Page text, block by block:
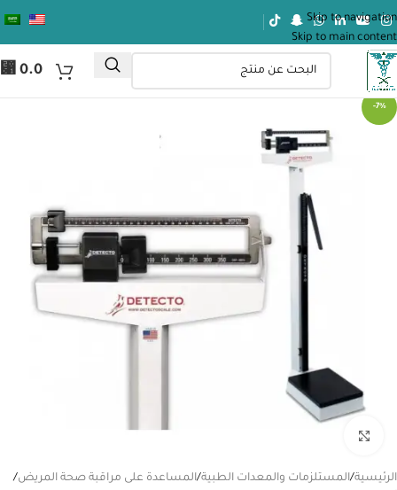
Skip to navigation
Skip to main content
⃁ 0.0
-7%
الرئيسية/المستلزمات والمعدات الطبية/المساعدة على مراقبة صحة المريض/